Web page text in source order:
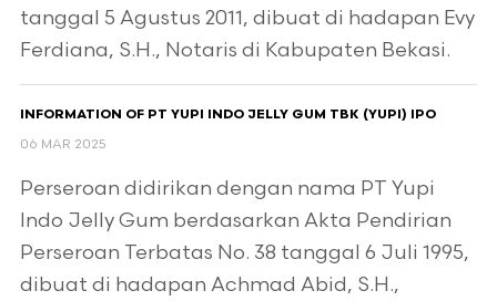
tanggal 5 Agustus 2011, dibuat di hadapan Evy
Ferdiana, S.H., Notaris di Kabupaten Bekasi.
INFORMATION OF PT YUPI INDO JELLY GUM TBK (YUPI) IPO
06 MAR 2025
Perseroan didirikan dengan nama PT Yupi
Indo Jelly Gum berdasarkan Akta Pendirian
Perseroan Terbatas No. 38 tanggal 6 Juli 1995,
dibuat di hadapan Achmad Abid, S.H.,